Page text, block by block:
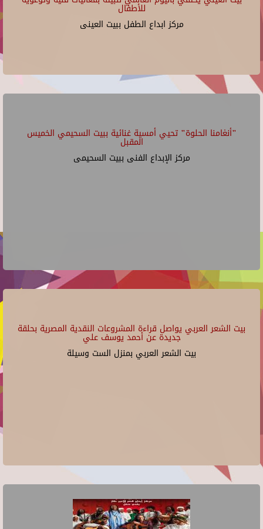
للأطفال
مركز ابداع الطفل ببيت العينى
"أنغامنا الحلوة" تحيي أمسية غنائية ببيت السحيمي الخميس
المقبل
مركز الإبداع الفنى ببيت السحيمى
بيت الشعر العربي يواصل قراءة المشروعات النقدية المصرية بحلقة
جديدة عن أحمد يوسف علي
بيت الشعر العربي بمنزل الست وسيلة